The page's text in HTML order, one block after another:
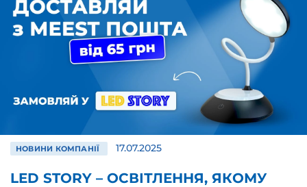
НОВИНИ КОМПАНІЇ 17.07.2025
LED STORY – ОСВІТЛЕННЯ, ЯКОМУ